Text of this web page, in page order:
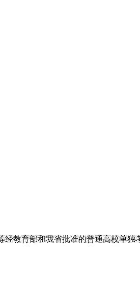
教育部和我省批准的普通高校单独